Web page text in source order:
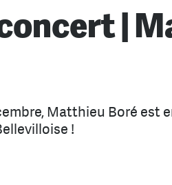
|
Matthieu Boré est
!